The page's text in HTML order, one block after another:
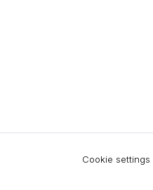
Cookie settings